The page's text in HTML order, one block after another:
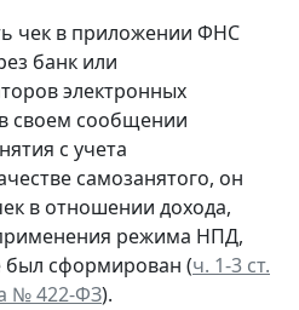
чек в приложении ФНС
банк или
электронных
своем сообщении
с учета
самозанятого, он
в отношении дохода,
режима НПД,
был сформирован (ч. 1-3 ст.
№ 422-ФЗ).